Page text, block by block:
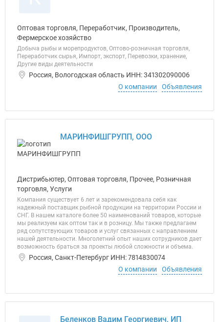
Оптовая торговля, Переработчик, Производитель,
Фермерское хозяйство
Добыча рыбы и морепродуктов, Оптово-розничная торговля,
Переработчик сырья, Импорт, экспорт, Перевозки, хранение,
Другие виды деятельности
Россия, Вологодская область ИНН: 341302090006
О компании
Объявления
МАРИНФИШГРУПП, ООО
Дистрибьютер, Оптовая торговля, Прочее, Розничная
торговля, Услуги
Компания существует 6 лет и зарекомендовала себя как
надежный поставщик рыбной продукции на территории России и
СНГ. В нашем каталоге более 50 наименований товаров, которые
мы реализуем как оптом так и в розницу. Мы также предлагаем
ряд сопутствующих товаров и услуг связанных с направлением
нашей деятельности. Многолетний опыт наших сотрудников дает
возможность браться за проекты любой сложности и объема.
Россия, Санкт-Петербург ИНН: 7814830074
О компании
Объявления
Беленков Вадим Георгиевич, ИП